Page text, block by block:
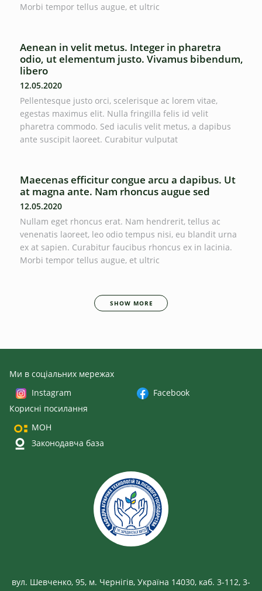
Morbi tempor tellus augue, et ultric
Aenean in velit metus. Integer in pharetra
odio, ut elementum justo. Vivamus bibendum,
libero
12.05.2020
Pellentesque justo orci, scelerisque ac lorem vitae,
egestas maximus elit. Nulla fringilla felis id velit
pharetra commodo. Sed iaculis velit metus, a dapibus
ante suscipit laoreet. Curabitur vulputat
Maecenas efficitur congue arcu a dapibus. Ut
at magna ante. Nam rhoncus augue sed
12.05.2020
Nullam eget rhoncus erat. Nam hendrerit, tellus ac
venenatis laoreet, leo odio tempus nisi, eu blandit urna
ex at sapien. Curabitur faucibus rhoncus ex in lacinia.
Morbi tempor tellus augue, et ultric
SHOW MORE
Ми в соціальних мережах
Instagram
Facebook
Корисні посилання
МОН
Законодавча база
вул. Шевченко, 95, м. Чернігів, Україна 14030, каб. 3-112, 3-